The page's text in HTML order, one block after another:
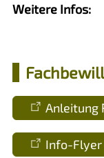
Weitere Infos:
Anleitung
Info-Flyer